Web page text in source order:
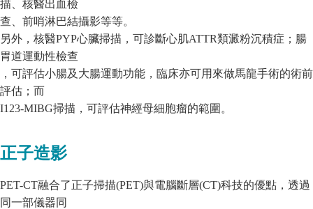
描、核醫出血檢
查、前哨淋巴結攝影等等。
另外，核醫PYP心臟掃描，可診斷心肌ATTR類澱粉沉積症；腸
胃道運動性檢查
，可評估小腸及大腸運動功能，臨床亦可用來做馬龍手術的術前
評估；而
I123-MIBG掃描，可評估神經母細胞瘤的範圍。
正子造影
PET-CT融合了正子掃描(PET)與電腦斷層(CT)科技的優點，透過
同一部儀器同